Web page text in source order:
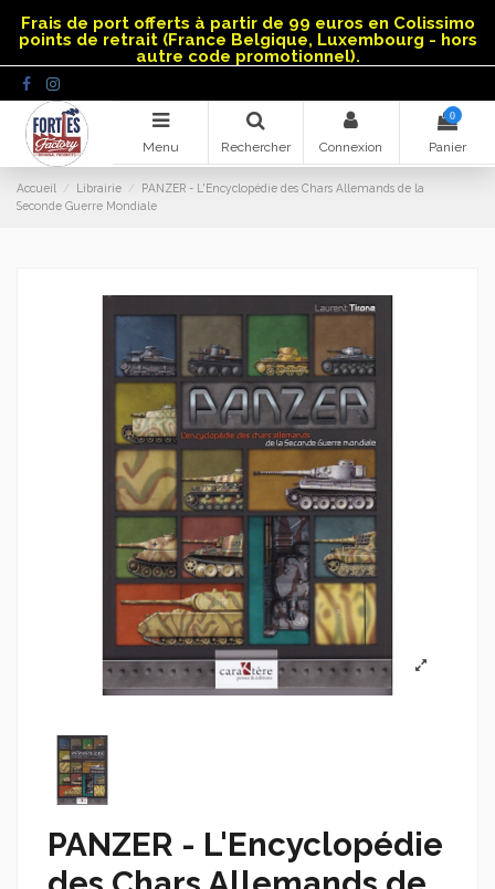
Frais de port offerts à partir de 99 euros en Colissimo
points de retrait (France Belgique, Luxembourg - hors
autre code promotionnel).
Menu Rechercher Connexion
0
Panier
Accueil Librairie
PANZER - L'Encyclopédie des Chars Allemands de la
Seconde Guerre Mondiale
PANZER - L'Encyclopédie